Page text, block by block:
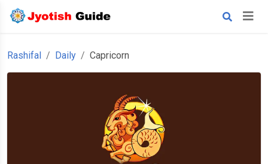
Rashifal Daily Capricorn